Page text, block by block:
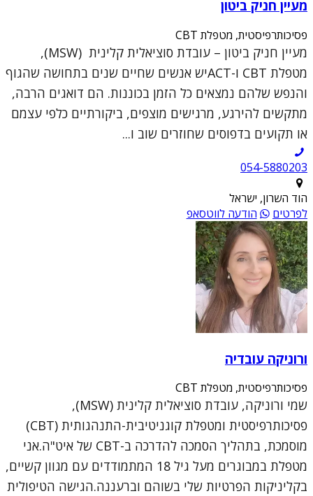
מעיין חניק ביטון
פסיכותרפיסטית, מטפלת CBT
מעיין חניק ביטון – עובדת סוציאלית קלינית (MSW),
מטפלת CBT ו-ACTיש אנשים שחיים שנים בתחושה שהגוף
והנפש שלהם נמצאים כל הזמן בכוננות. הם דואגים הרבה,
מתקשים להירגע, מרגישים מוצפים, ביקורתיים כלפי עצמם
או תקועים בדפוסים שחוזרים שוב ו...
054-5880203
הוד השרון, ישראל
לפרטים
הודעה לווטסאפ
ורוניקה עובדיה
פסיכותרפיסטית, מטפלת CBT
שמי ורוניקה, עובדת סוציאלית קלינית (MSW),
פסיכותרפיסטית ומטפלת קוגניטיבית-התנהגותית (CBT)
מוסמכת, בתהליך הסמכה להדרכה ב-CBT של איט"ה.אני
מטפלת במבוגרים מעל גיל 18 המתמודדים עם מגוון קשיים,
בקליניקות הפרטיות שלי בשוהם וברעננה.הגישה הטיפולית